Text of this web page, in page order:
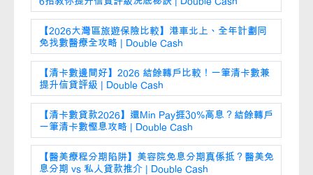
【2026大灣區旅遊保險比較】港車北上、全年計劃同
免找數醫療全攻略 | Double Cash
【清卡數邊間好】2026 結餘轉戶比較！一筆清卡數兼
提升信貸評級 | Double Cash
【清卡數貸款2026】還Min Pay捱30%高息？結餘轉戶
一筆清卡數慳息攻略 | Double Cash
【醫美療程分期陷阱】美容院免息分期真係抵？醫美免
息分期 vs 私人貸款推介 | Double Cash